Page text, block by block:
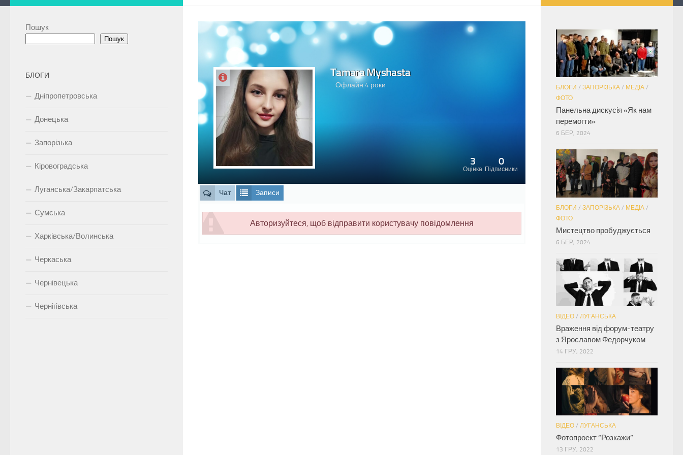
Tamara Myshasta
Офлайн 4 роки
Оцінка
3
Підписники
0
Чат Записи
Авторизуйтеся, щоб відправити користувачу повідомлення
Пошук
Пошук
БЛОГИ
Дніпропетровська
Донецька
Запорізька
Кіровоградська
Луганська/Закарпатська
Сумська
Харківська/Волинська
Черкаська
Чернівецька
Чернігівська
БЛОГИ / ЗАПОРІЗЬКА / МЕДІА /
ФОТО
Панельна дискусія «Як нам
перемогти»
6 БЕР, 2024
БЛОГИ / ЗАПОРІЗЬКА / МЕДІА /
ФОТО
Мистецтво пробуджується
6 БЕР, 2024
ВІДЕО / ЛУГАНСЬКА
Враження від форум-театру
з Ярославом Федорчуком
14 ГРУ, 2022
ВІДЕО / ЛУГАНСЬКА
Фотопроект “Розкажи”
13 ГРУ, 2022